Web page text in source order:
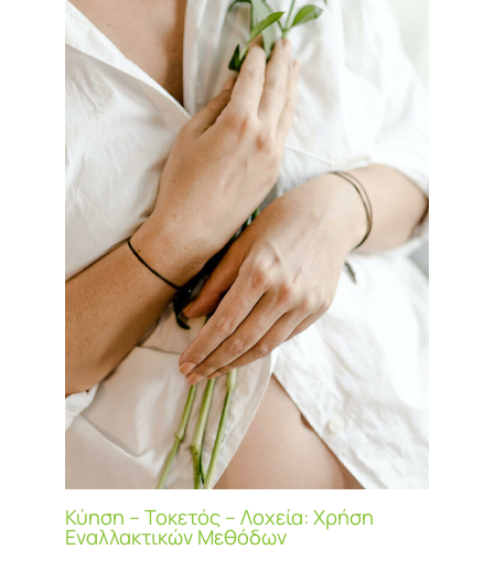
Κύηση – Τοκετός – Λοχεία: Χρήση
Εναλλακτικών Μεθόδων